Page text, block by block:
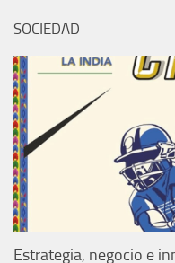
SOCIEDAD
Estrategia, negocio e